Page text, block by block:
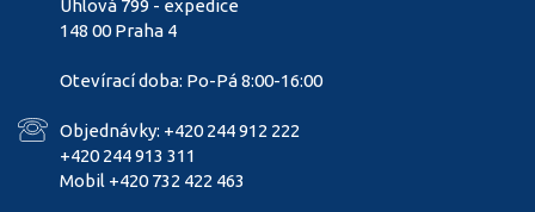
Úhlová 799 - expedice
148 00 Praha 4
Otevírací doba: Po-Pá 8:00-16:00
Objednávky: +420 244 912 222
+420 244 913 311
Mobil +420 732 422 463